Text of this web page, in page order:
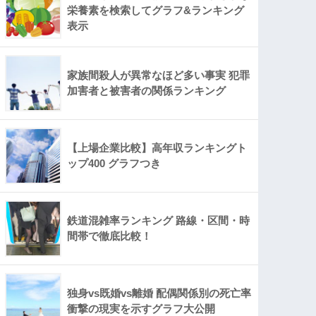
栄養素を検索してグラフ&ランキング
表示
家族間殺人が異常なほど多い事実 犯罪
加害者と被害者の関係ランキング
【上場企業比較】高年収ランキングト
ップ400 グラフつき
鉄道混雑率ランキング 路線・区間・時
間帯で徹底比較！
独身vs既婚vs離婚 配偶関係別の死亡率
衝撃の現実を示すグラフ大公開